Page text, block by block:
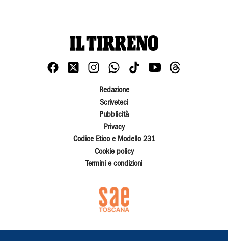
Redazione
Scriveteci
Pubblicità
Privacy
Codice Etico e Modello 231
Cookie policy
Termini e condizioni